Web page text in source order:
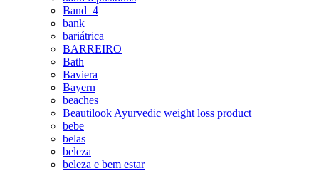
Band_4
bank
bariátrica
BARREIRO
Bath
Baviera
Bayern
beaches
Beautilook Ayurvedic weight loss product
bebe
belas
beleza
beleza e bem estar